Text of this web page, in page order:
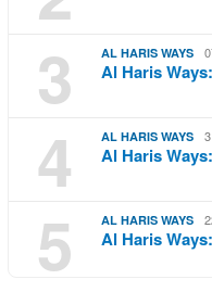
3 AL HARIS WAYS
Al Haris
4 AL HARIS WAYS
Al Haris
5 AL HARIS WAYS
Al Haris